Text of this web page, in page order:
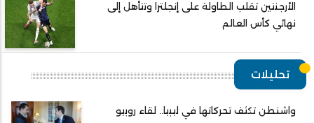
الأرجنتين تقلب الطاولة على إنجلترا وتتأهل إلى
نهائي كأس العالم
تحليلات
واشنطن تكثف تحركاتها في ليبيا.. لقاء روبيو